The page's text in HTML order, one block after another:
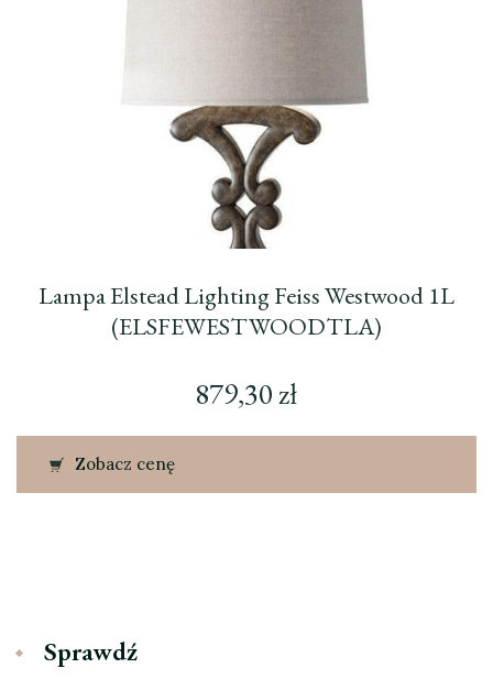
Lampa Elstead Lighting Feiss Westwood 1L
(ELSFEWESTWOODTLA)
879,30zł
Zobacz cenę
Sprawdź